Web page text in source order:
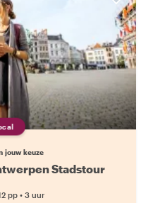
jouw keuze
Stadstour
pp • 3 uur